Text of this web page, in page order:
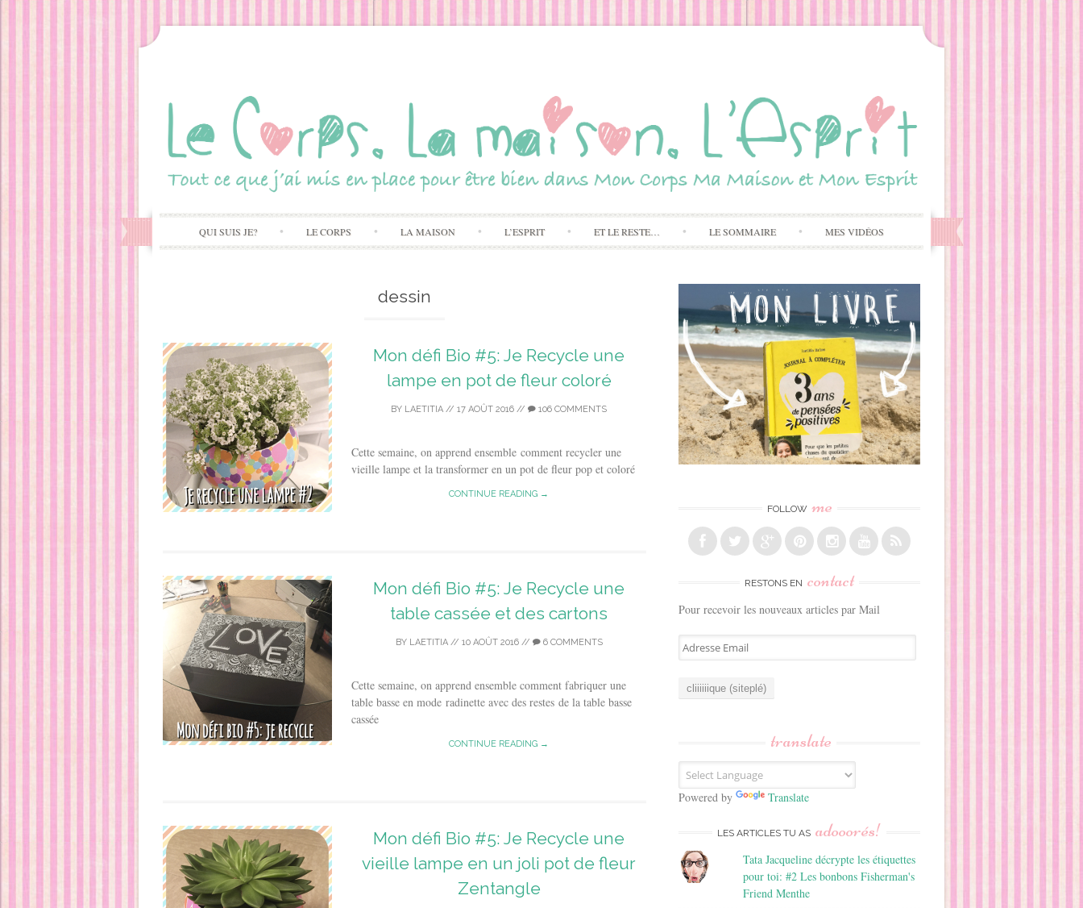
QUI SUIS JE? LE CORPS LA MAISON L’ESPRIT ET LE RESTE… LE SOMMAIRE MES VIDÉOS
dessin
Mon défi Bio #5: Je Recycle une
lampe en pot de fleur coloré
BY LAETITIA // 17 AOÛT 2016 // 106 COMMENTS
Cette semaine, on apprend ensemble comment recycler une
vieille lampe et la transformer en un pot de fleur pop et coloré
CONTINUE READING →
Mon défi Bio #5: Je Recycle une
table cassée et des cartons
BY LAETITIA// 10 AOÛT 2016// 6 COMMENTS
Cette semaine, on apprend ensemble comment fabriquer une
table basse en mode radinette avec des restes de la table basse
cassée
CONTINUE READING →
Mon défi Bio #5: Je Recycle une
vieille lampe en un joli pot de fleur
Zentangle
FOLLOW me
RESTONS EN contact
Pour recevoir les nouveaux articles par Mail
A
d
E
m
a
translate
Powered by Translate
LES ARTICLES TU AS adooorés!
Tata Jacqueline décrypte les étiquettes
pour toi: #2 Les bonbons Fisherman's
Friend Menthe